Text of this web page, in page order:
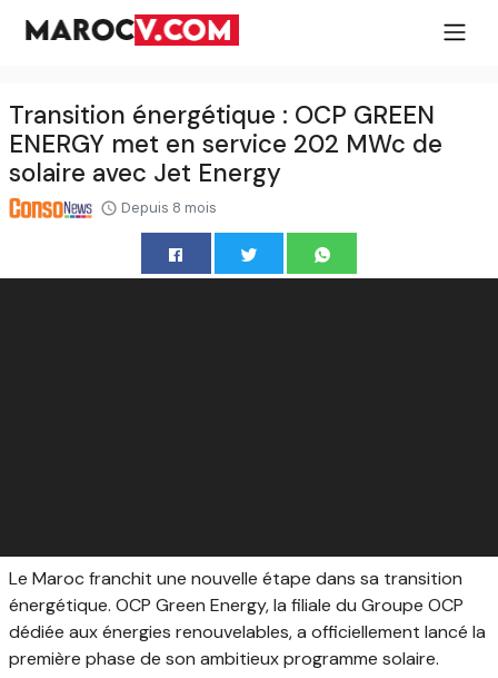
Transition énergétique : OCP GREEN
ENERGY met en service 202 MWc de
solaire avec Jet Energy
Depuis 8 mois
Le Maroc franchit une nouvelle étape dans sa transition
énergétique. OCP Green Energy, la filiale du Groupe OCP
dédiée aux énergies renouvelables, a officiellement lancé la
première phase de son ambitieux programme solaire.